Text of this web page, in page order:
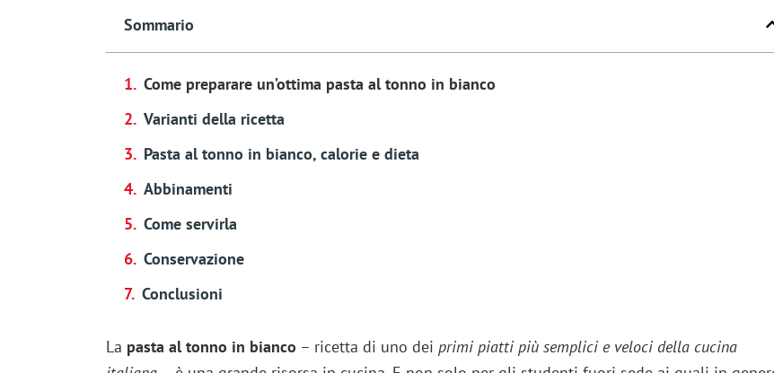
Sommario
Come preparare un’ottima pasta al tonno in bianco
Varianti della ricetta
Pasta al tonno in bianco, calorie e dieta
Abbinamenti
Come servirla
Conservazione
Conclusioni
La pasta al tonno in bianco – ricetta di uno dei primi piatti più semplici e veloci della cucina